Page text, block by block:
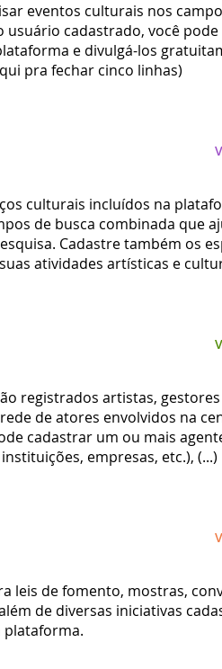
eventos culturais nos
usuário cadastrado, você
e divulgá-los
pra fechar cinco linhas)
culturais incluídos na
de busca combinada que
Cadastre também os
atividades artísticas e
registrados artistas,
de atores envolvidos na
cadastrar um ou mais
empresas, etc.), (...)
leis de fomento, mostras,
de diversas iniciativas
plataforma.